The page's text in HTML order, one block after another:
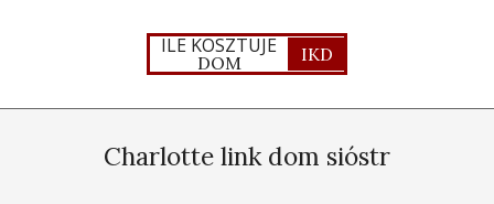
ILE KOSZTUJE
DOM IKD
Charlotte link dom sióstr